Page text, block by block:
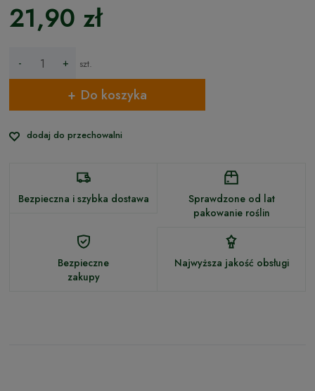
21,90 zł
- + szt.
Do koszyka
dodaj do przechowalni
Bezpieczna i szybka dostawa
Sprawdzone od lat
pakowanie roślin
Bezpieczne
zakupy
Najwyższa jakość obsługi